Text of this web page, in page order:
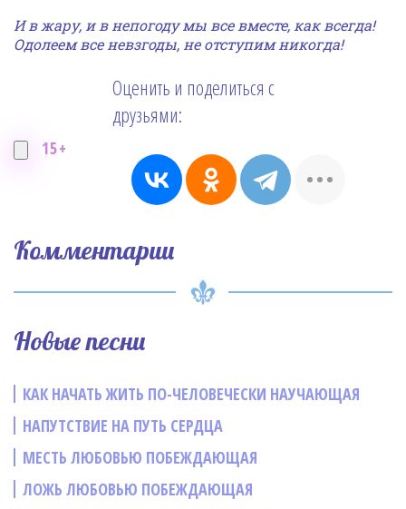
И в жару, и в непогоду мы все вместе, как всегда!
Одолеем все невзгоды, не отступим никогда!
15+
Оценить и поделиться с
друзьями:
Комментарии
Новые песни
КАК НАЧАТЬ ЖИТЬ ПО-ЧЕЛОВЕЧЕСКИ НАУЧАЮЩАЯ
НАПУТСТВИЕ НА ПУТЬ СЕРДЦА
МЕСТЬ ЛЮБОВЬЮ ПОБЕЖДАЮЩАЯ
ЛОЖЬ ЛЮБОВЬЮ ПОБЕЖДАЮЩАЯ